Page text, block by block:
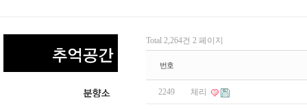
Total 2,264건 2 페이지
번호
2249 체리